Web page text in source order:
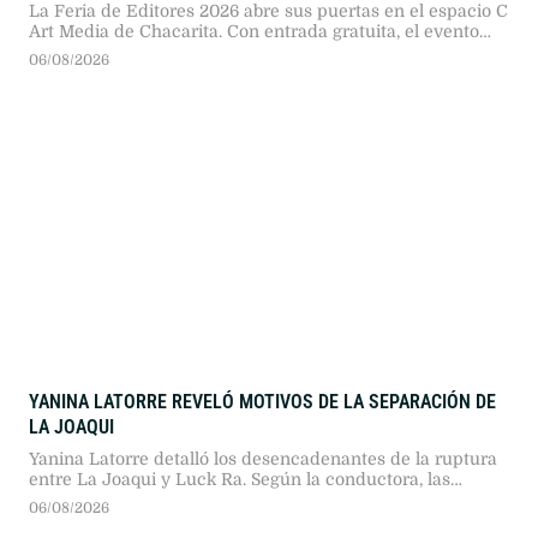
La Feria de Editores 2026 abre sus puertas en el espacio C
Art Media de Chacarita. Con entrada gratuita, el evento
reúne a más de 330 sellos independientes, invitados
06/08/2026
YANINA LATORRE REVELÓ MOTIVOS DE LA SEPARACIÓN DE
LA JOAQUI
Yanina Latorre detalló los desencadenantes de la ruptura
entre La Joaqui y Luck Ra. Según la conductora, las
distintas expectativas de vida y proyectos personales
06/08/2026